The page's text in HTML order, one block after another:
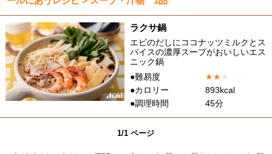
ラクサ鍋
エビのだしにココナッツミルクとス
パイスの濃厚スープがおいしいエス
ニック鍋
●難易度
★★★
●カロリー
893kcal
●調理時間
45分
1/1 ページ